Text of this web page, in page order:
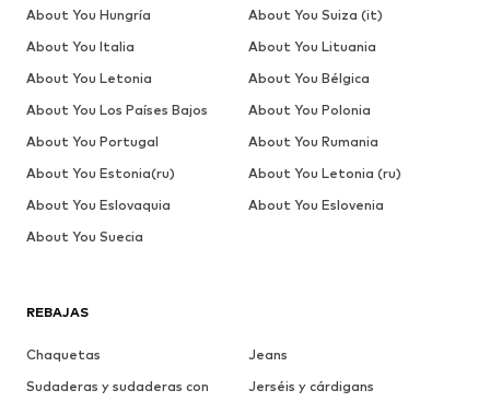
REBAJAS
Chaquetas
Jeans
Sudaderas y sudaderas con
Jerséis y cárdigans
About You Hungría
About You Suiza (it)
About You Italia
About You Lituania
About You Letonia
About You Bélgica
About You Los Países Bajos
About You Polonia
About You Portugal
About You Rumania
About You Estonia(ru)
About You Letonia (ru)
About You Eslovaquia
About You Eslovenia
About You Suecia